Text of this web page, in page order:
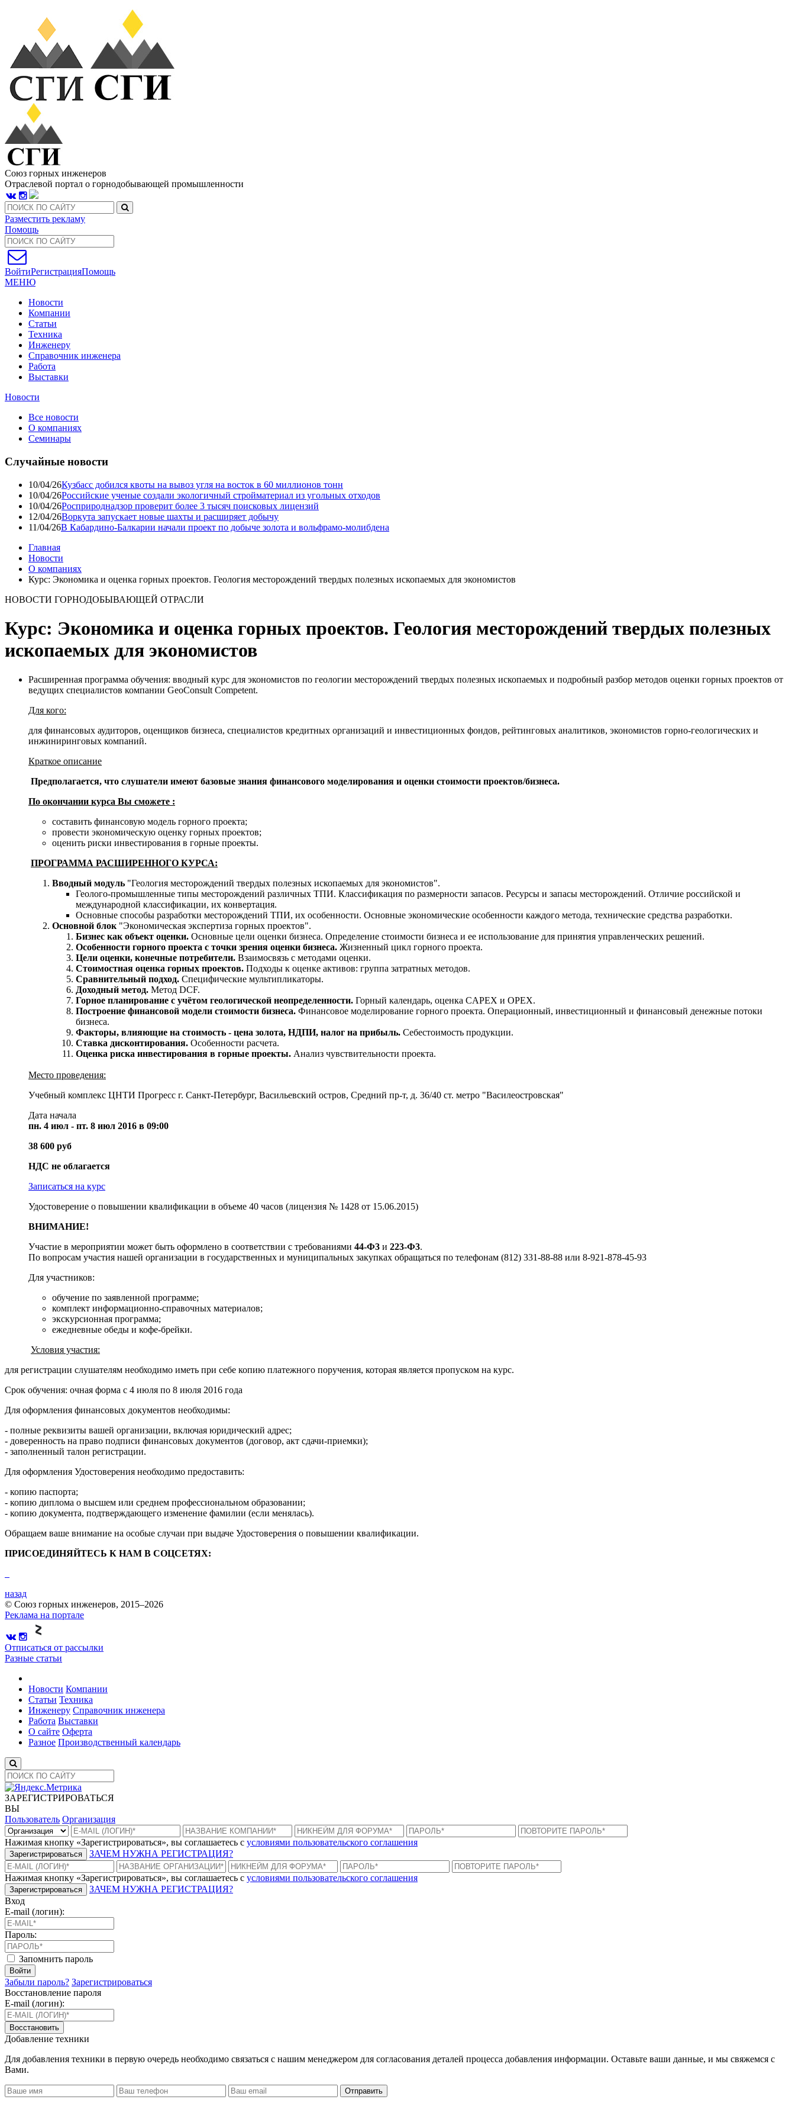
Союз горных инженеров
Отраслевой портал о горнодобывающей промышленности
Разместить рекламу
Помощь
ВойтиРегистрацияПомощь
МЕНЮ
Новости
Компании
Статьи
Техника
Инженеру
Справочник инженера
Работа
Выставки
Новости
Все новости
О компаниях
Семинары
Случайные новости
10/04/26Кузбасс добился квоты на вывоз угля на восток в 60 миллионов тонн
10/04/26Российские ученые создали экологичный стройматериал из угольных отходов
10/04/26Росприроднадзор проверит более 3 тысяч поисковых лицензий
12/04/26Воркута запускает новые шахты и расширяет добычу
11/04/26В Кабардино-Балкарии начали проект по добыче золота и вольфрамо-молибдена
Главная
Новости
О компаниях
Курс: Экономика и оценка горных проектов. Геология месторождений твердых полезных ископаемых для экономистов
НОВОСТИ ГОРНОДОБЫВАЮЩЕЙ ОТРАСЛИ
Курс: Экономика и оценка горных проектов. Геология месторождений твердых полезных
ископаемых для экономистов
Расширенная программа обучения: вводный курс для экономистов по геологии месторождений твердых полезных ископаемых и подробный разбор методов оценки горных проектов от
ведущих специалистов компании GeoConsult Competent.
Для кого:
для финансовых аудиторов, оценщиков бизнеса, специалистов кредитных организаций и инвестиционных фондов, рейтинговых аналитиков, экономистов горно-геологических и
инжиниринговых компаний.
Краткое описание
Предполагается, что слушатели имеют базовые знания финансового моделирования и оценки стоимости проектов/бизнеса.
По окончании курса Вы сможете :
составить финансовую модель горного проекта;
провести экономическую оценку горных проектов;
оценить риски инвестирования в горные проекты.
ПРОГРАММА РАСШИРЕННОГО КУРСА:
Вводный модуль "Геология месторождений твердых полезных ископаемых для экономистов".
Геолого-промышленные типы месторождений различных ТПИ. Классификация по размерности запасов. Ресурсы и запасы месторождений. Отличие российской и
международной классификации, их конвертация.
Основные способы разработки месторождений ТПИ, их особенности. Основные экономические особенности каждого метода, технические средства разработки.
Основной блок "Экономическая экспертиза горных проектов".
Бизнес как объект оценки. Основные цели оценки бизнеса. Определение стоимости бизнеса и ее использование для принятия управленческих решений.
Особенности горного проекта с точки зрения оценки бизнеса. Жизненный цикл горного проекта.
Цели оценки, конечные потребители. Взаимосвязь с методами оценки.
Стоимостная оценка горных проектов. Подходы к оценке активов: группа затратных методов.
Сравнительный подход. Специфические мультипликаторы.
Доходный метод. Метод DCF.
Горное планирование с учётом геологической неопределенности. Горный календарь, оценка CAPEX и ОРЕХ.
Построение финансовой модели стоимости бизнеса. Финансовое моделирование горного проекта. Операционный, инвестиционный и финансовый денежные потоки
бизнеса.
Факторы, влияющие на стоимость - цена золота, НДПИ, налог на прибыль. Себестоимость продукции.
Ставка дисконтирования. Особенности расчета.
Оценка риска инвестирования в горные проекты. Анализ чувствительности проекта.
Место проведения:
Учебный комплекс ЦНТИ Прогресс г. Санкт-Петербург, Васильевский остров, Средний пр-т, д. 36/40 ст. метро "Василеостровская"
Дата начала
пн. 4 июл - пт. 8 июл 2016 в 09:00
38 600 руб
НДС не облагается
Записаться на курс
Удостоверение о повышении квалификации в объеме 40 часов (лицензия № 1428 от 15.06.2015)
ВНИМАНИЕ!
Участие в мероприятии может быть оформлено в соответствии с требованиями 44-Ф3 и 223-Ф3.
По вопросам участия нашей организации в государственных и муниципальных закупках обращаться по телефонам (812) 331-88-88 или 8-921-878-45-93
Для участников:
обучение по заявленной программе;
комплект информационно-справочных материалов;
экскурсионная программа;
ежедневные обеды и кофе-брейки.
Условия участия:
для регистрации слушателям необходимо иметь при себе копию платежного поручения, которая является пропуском на курс.
Срок обучения: очная форма с 4 июля по 8 июля 2016 года
Для оформления финансовых документов необходимы:
- полные реквизиты вашей организации, включая юридический адрес;
- доверенность на право подписи финансовых документов (договор, акт сдачи-приемки);
- заполненный талон регистрации.
Для оформления Удостоверения необходимо предоставить:
- копию паспорта;
- копию диплома о высшем или среднем профессиональном образовании;
- копию документа, подтверждающего изменение фамилии (если менялась).
Обращаем ваше внимание на особые случаи при выдаче Удостоверения о повышении квалификации.
ПРИСОЕДИНЯЙТЕСЬ К НАМ В СОЦСЕТЯХ:
назад
© Союз горных инженеров, 2015–2026
Реклама на портале
Отписаться от рассылки
Разные статьи
Новости Компании
Статьи Техника
Инженеру Справочник инженера
Работа Выставки
О сайте Оферта
Разное Производственный календарь
ЗАРЕГИСТРИРОВАТЬСЯ
ВЫ
Пользователь Организация
Нажимая кнопку «Зарегистрироваться», вы соглашаетесь с условиями пользовательского соглашения
Зарегистрироваться ЗАЧЕМ НУЖНА РЕГИСТРАЦИЯ?
Нажимая кнопку «Зарегистрироваться», вы соглашаетесь с условиями пользовательского соглашения
Зарегистрироваться
ЗАЧЕМ НУЖНА РЕГИСТРАЦИЯ?
Вход
E-mail (логин):
Пароль:
Запомнить пароль
Войти
Забыли пароль? Зарегистрироваться
Восстановление пароля
E-mail (логин):
Восстановить
Добавление техники
Для добавления техники в первую очередь необходимо связаться с нашим менеджером для согласования деталей процесса добавления информации. Оставьте ваши данные, и мы свяжемся с
Вами.